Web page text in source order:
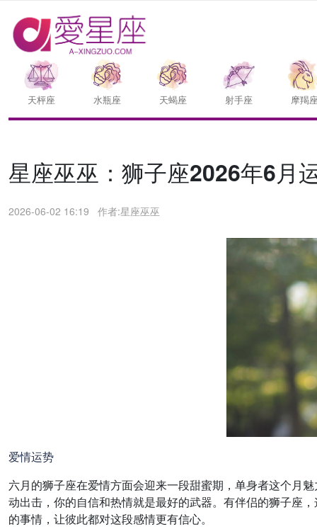
天枰座 水瓶座 天蝎座 射手座 摩羯
星座巫巫：狮子座2026年6月
2026-06-02 16:19 作者:星座巫巫
爱情运势
六月的狮子座在爱情方面会迎来一段甜蜜期，单身者这个月
动出击，你的自信和热情就是最好的武器。有伴侣的狮子座
的事情，让彼此都对这段感情更有信心。